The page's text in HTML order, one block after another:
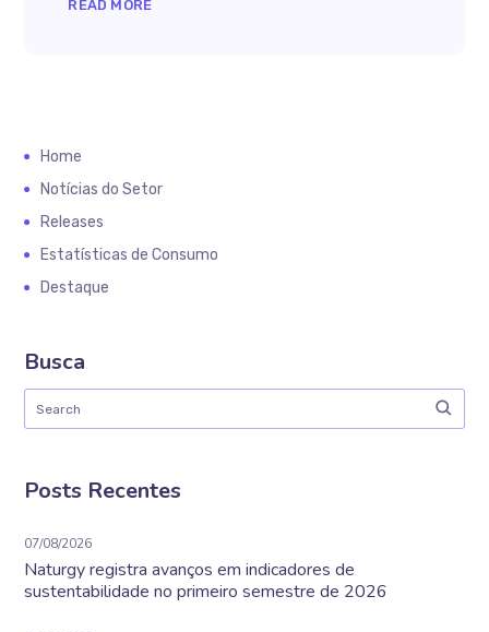
READ MORE
Home
Notícias do Setor
Releases
Estatísticas de Consumo
Destaque
Busca
Posts Recentes
07/08/2026
Naturgy registra avanços em indicadores de
sustentabilidade no primeiro semestre de 2026